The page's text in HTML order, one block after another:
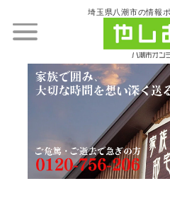
埼玉県八潮市の情報